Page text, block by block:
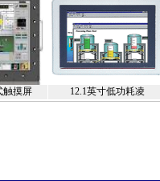
触摸屏 12.1英寸低功耗凌